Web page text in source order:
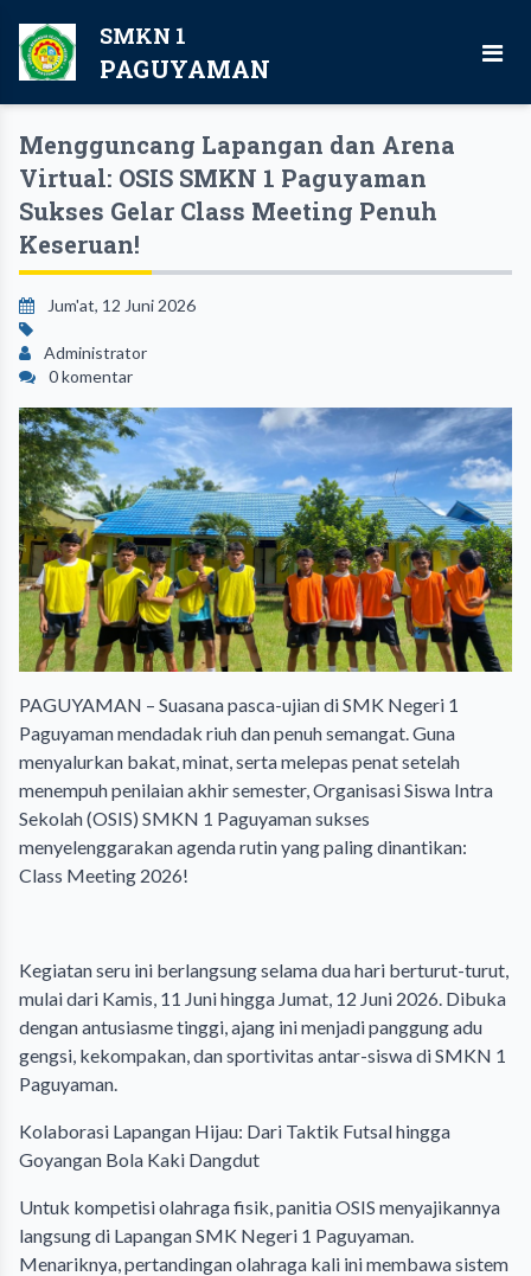
SMKN 1
PAGUYAMAN
Mengguncang Lapangan dan Arena
Virtual: OSIS SMKN 1 Paguyaman
Sukses Gelar Class Meeting Penuh
Keseruan!
Jum'at, 12 Juni 2026
Administrator
0 komentar
PAGUYAMAN – Suasana pasca-ujian di SMK Negeri 1
Paguyaman mendadak riuh dan penuh semangat. Guna
menyalurkan bakat, minat, serta melepas penat setelah
menempuh penilaian akhir semester, Organisasi Siswa Intra
Sekolah (OSIS) SMKN 1 Paguyaman sukses
menyelenggarakan agenda rutin yang paling dinantikan:
Class Meeting 2026!
​Kegiatan seru ini berlangsung selama dua hari berturut-turut,
mulai dari Kamis, 11 Juni hingga Jumat, 12 Juni 2026. Dibuka
dengan antusiasme tinggi, ajang ini menjadi panggung adu
gengsi, kekompakan, dan sportivitas antar-siswa di SMKN 1
Paguyaman.
​Kolaborasi Lapangan Hijau: Dari Taktik Futsal hingga
Goyangan Bola Kaki Dangdut
​Untuk kompetisi olahraga fisik, panitia OSIS menyajikannya
langsung di Lapangan SMK Negeri 1 Paguyaman.
Menariknya, pertandingan olahraga kali ini membawa sistem